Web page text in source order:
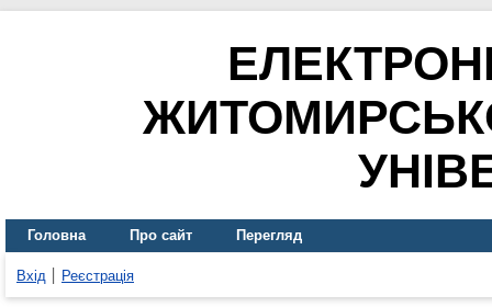
Головна Про сайт Перегляд
Вхід Реєстрація